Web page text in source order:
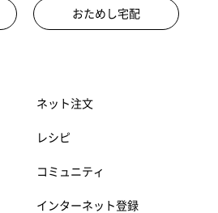
おためし宅配
ネット注文
レシピ
コミュニティ
インターネット登録